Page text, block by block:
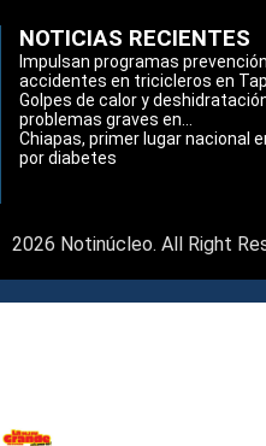
NOTICIAS RECIENTES
Impulsan programas
accidentes en tricicleros en
Golpes de calor y
problemas graves en...
Chiapas, primer lugar nacional
por diabetes
2026 Notinúcleo. All Right